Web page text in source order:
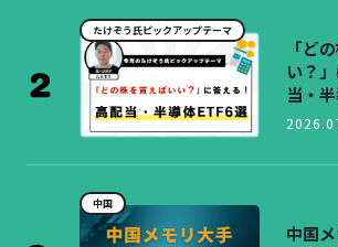
たけぞう氏ピックアップテーマ
「ど
い？
当・
中国
中国